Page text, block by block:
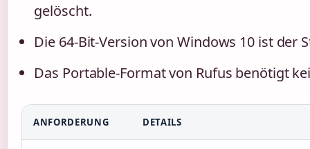
gelöscht.
Die 64-Bit-Version von Windows 10 ist der
Das Portable-Format von Rufus benötigt
ANFORDERUNG DETAILS